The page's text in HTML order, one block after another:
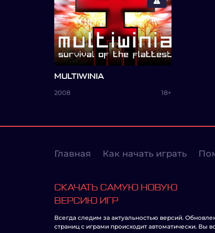
MULTIWINIA
2008 18+
Главная Как начать играть
СКАЧАТЬ САМУЮ НОВУЮ
ВЕРСИЮ ИГР
Всегда следим за актуальностью версий.
страниц с играми происходит автоматически. Вы